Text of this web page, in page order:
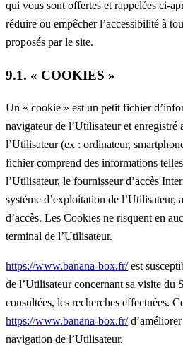
qui vous sont offertes et rappelées ci-
réduire ou empêcher l’accessibilité à
proposés par le site.
9.1. « COOKIES »
Un « cookie » est un petit fichier
navigateur de l’Utilisateur et enregistré
l’Utilisateur (ex : ordinateur,
fichier comprend des informations
l’Utilisateur, le fournisseur d’accès
système d’exploitation de l’Utilisateur,
d’accès. Les Cookies ne risquent en
terminal de l’Utilisateur.
https://www.banana-box.fr/est
de l’Utilisateur concernant sa visite du
consultées, les recherches effectuées.
https://www.banana-box.fr/
navigation de l’Utilisateur.